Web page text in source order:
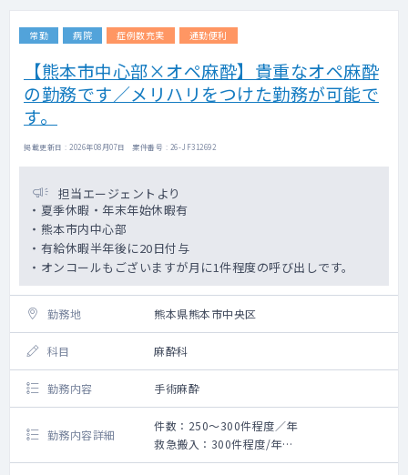
常勤 病院 症例数充実 通勤便利
【熊本市中心部×オペ麻酔】貴重なオペ麻酔
の勤務です／メリハリをつけた勤務が可能で
す。
掲載更新日 : 2026年08月07日 案件番号 : 26-JF312692
担当エージェントより
・夏季休暇・年末年始休暇有
・熊本市内中心部
・有給休暇半年後に20日付与
・オンコールもございますが月に1件程度の呼び出しです。
勤務地 熊本県熊本市中央区
科目 麻酔科
勤務内容 手術麻酔
勤務内容詳細
件数：250～300件程度／年
救急搬入：300件程度/年
〇オペ麻酔の対応をお願いいたします。